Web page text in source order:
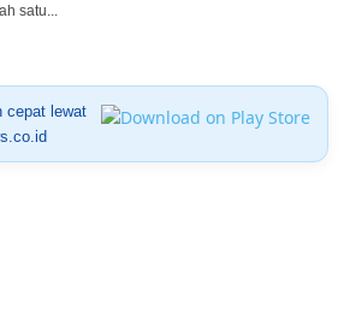
satu...
cepat lewat